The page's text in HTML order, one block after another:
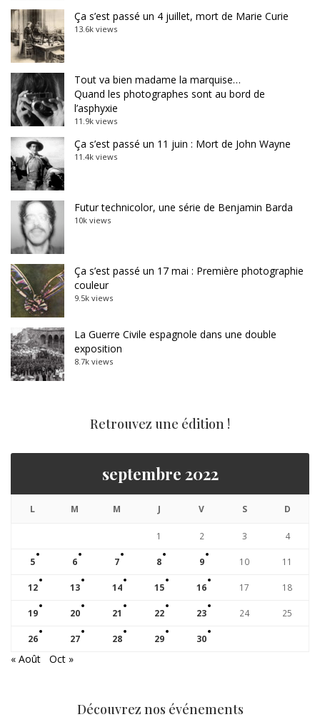
Ça s’est passé un 4 juillet, mort de Marie Curie
13.6k views
Tout va bien madame la marquise…
Quand les photographes sont au bord de
l’asphyxie
11.9k views
Ça s’est passé un 11 juin : Mort de John Wayne
11.4k views
Futur technicolor, une série de Benjamin Barda
10k views
Ça s’est passé un 17 mai : Première photographie
couleur
9.5k views
La Guerre Civile espagnole dans une double
exposition
8.7k views
Retrouvez une édition !
septembre 2022
L M M J V S D
1 2 3 4
5 6 7 8 9 10 11
12 13 14 15 16 17 18
19 20 21 22 23 24 25
26 27 28 29 30
« Août Oct »
Découvrez nos événements